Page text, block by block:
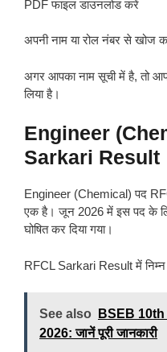
PDF फाइल डाउनलोड करें
अपनी नाम या रोल नंबर से खोज
अगर आपका नाम सूची में है, तो
लिया है।
Engineer
Sarkari Result
Engineer (Chemical) पद
एक है। जून 2026 में इस पद के लिए
घोषित कर दिया गया।
RFCL Sarkari Result में निम्न
See also
BSEB
2026: जानें पूरी जानकारी